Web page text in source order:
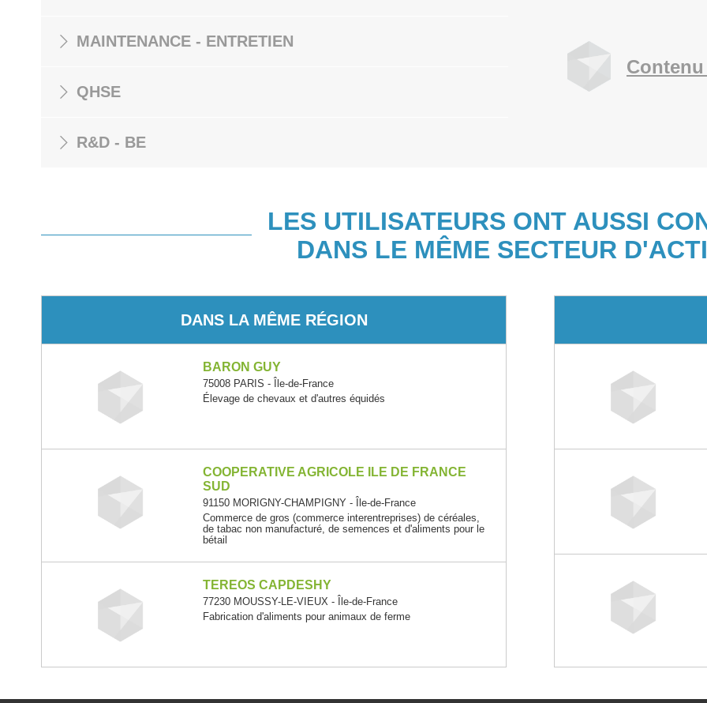
MAINTENANCE - ENTRETIEN
QHSE
R&D - BE
LES UTILISATEURS ONT AUSSI
DANS LE MÊME SECTEUR
DANS LA MÊME RÉGION
BARON GUY
75008 PARIS - Île-de-France
Élevage de chevaux et d'autres équidés
COOPERATIVE AGRICOLE ILE DE FRANCE
SUD
91150 MORIGNY-CHAMPIGNY - Île-de-France
Commerce de gros (commerce interentreprises) de céréales,
de tabac non manufacturé, de semences et d'aliments pour le
bétail
TEREOS CAPDESHY
77230 MOUSSY-LE-VIEUX - Île-de-France
Fabrication d'aliments pour animaux de ferme